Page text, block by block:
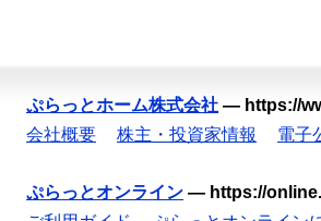
ぷらっとホーム株式会社 — https://
会社概要
株主・投資家情報 電子
ぷらっとオンライン — https://